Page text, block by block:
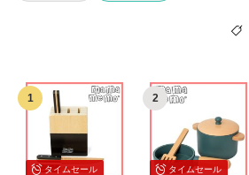
タイムセール
1
タイムセール
2